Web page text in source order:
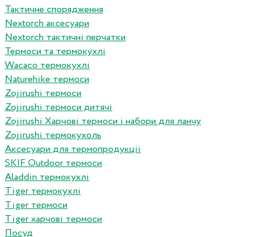
Тактичне спорядження
Nextorch аксесуари
Nextorch тактичні перчатки
Термоси та термокухлі
Wacaco термокухлі
Naturehike термоси
Zojirushi термоси
Zojirushi термоси дитячі
Zojirushi Харчові термоси і набори для ланчу
Zojirushi термокухоль
Аксесуари для термопродукціі
SKIF Outdoor термоси
Aladdin термокухлі
Tiger термокухлі
Tiger термоси
Tiger харчові термоси
Посуд